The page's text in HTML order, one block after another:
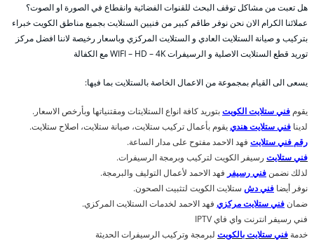
هل تعبت من مشاكل توقف البحث للقنوات الفضائية وانقطاع في الصورة او الصوت؟
عملائنا الكرام الان نحن نوفر طاقم كبير من فنيين الستلايت بجميع مناطق الكويت خبراء
بتركيب و صيانة الستلايت العادي و الستلايت المركزي وباسعار رخيصة لاننا افضل مركز
توريد قطع الستلايت الاصلية و الرسيفرات WIFI – HD – 4K مع الكفالة
يسعى الى القيام بمجموعة من الاعمال الخاصة بالستلايت بما فيها:
يقوم فني ستلايت الكويتبتوريد كافة انواع الستلايتات ومقتنياتها وبأرخص الاسعار.
لدينا فني ستلايت هندييقوم بأعمال تركيب ستلايت، صيانة ستلايت، اصلاح ستلايت.
رقم فني ستلايت فهد الاحمد مفتوح على مدار الساعة.
فني ستلايت رسيفر الكويت لتركيب وبرمجة الرسيفرات.
لذلك نضمن فني رسيفر فهد الاحمد لأعمال التوليف والبرمجة.
نوفر أيضا فني دش ستلايت الكويت لتثبيت الصحون.
ضمان فني ستلايت مركزي فهد الاحمد لخدمات الستلايت المركزي.
فني رسيفر انترنت واي فاي IPTV
خدمة فني ستلايت بالكويت لبرمجة وتركيب الرسيفرات الحديثة